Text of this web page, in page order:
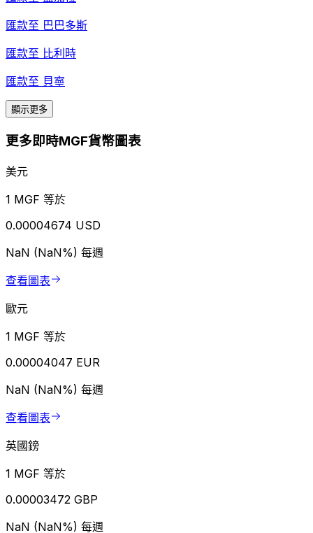
匯款至 巴巴多斯
匯款至 比利時
匯款至 貝寧
顯示更多
更多即時MGF貨幣圖表
美元
1 MGF 等於
0.00004674 USD
NaN (NaN%) 每週
查看圖表
歐元
1 MGF 等於
0.00004047 EUR
NaN (NaN%) 每週
查看圖表
英國鎊
1 MGF 等於
0.00003472 GBP
NaN (NaN%) 每週